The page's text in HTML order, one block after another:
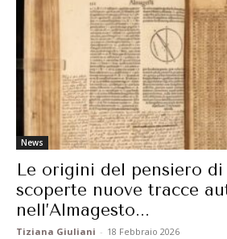
News
Le origini del pensiero di
scoperte nuove tracce
nell’Almagesto...
Tiziana Giuliani - 18 Febbraio 2026